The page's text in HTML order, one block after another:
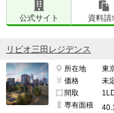
公式サイト 資料請
リビオ三田レジデンス
所在地
東
価格
未
間取
専有面積